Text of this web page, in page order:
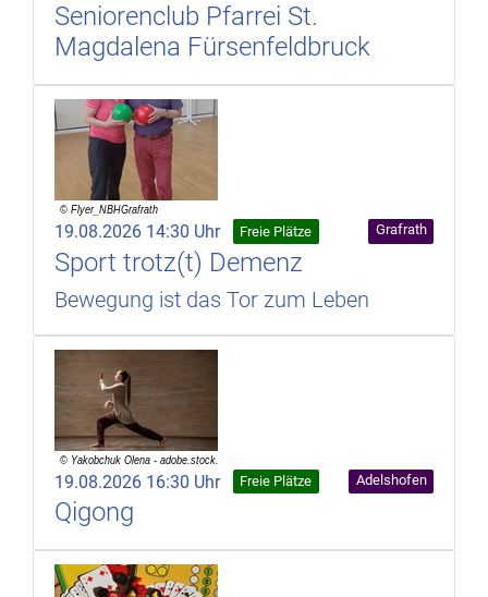
Seniorenclub Pfarrei St.
Magdalena Fürsenfeldbruck
19.08.2026 14:30 Uhr Freie Plätze Grafrath
Sport trotz(t) Demenz
Bewegung ist das Tor zum Leben
19.08.2026 16:30 Uhr Freie Plätze Adelshofen
Qigong